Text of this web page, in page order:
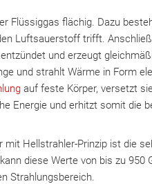
Flüssiggas flächig. Dazu
Luftsauerstoff trifft.
und erzeugt
und strahlt Wärme in Form
auf feste Körper, versetzt
Energie und erhitzt somit die
mit Hellstrahler-Prinzip ist die
diese Werte von bis zu
Strahlungsbereich.